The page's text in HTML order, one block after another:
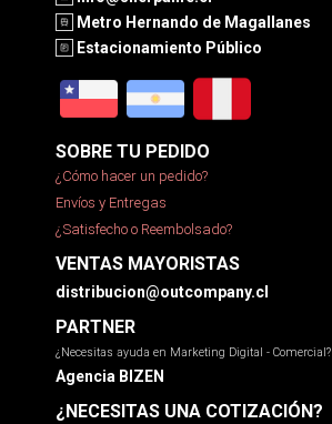
Metro Hernando de Magallanes
Estacionamiento Público
SOBRE TU PEDIDO
¿Cómo hacer un pedido?
Envíos y Entregas
¿Satisfecho o Reembolsado?
VENTAS MAYORISTAS
distribucion@outcompany.cl
PARTNER
¿Necesitas ayuda en Marketing Digital - Comercial?
Agencia BIZEN
¿NECESITAS UNA COTIZACIÓN?